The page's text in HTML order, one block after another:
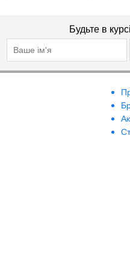
Будьте в